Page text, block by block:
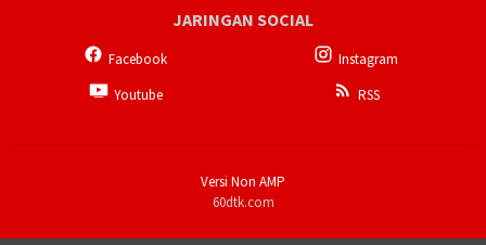
JARINGAN SOCIAL
Facebook
Instagram
Youtube
RSS
Versi Non AMP
60dtk.com